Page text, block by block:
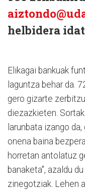
helbidera
Elikagai bankuak
laguntza behar da.
gero gizarte
diezazkieten.
larunbata izango
onena baina
horretan antolatuz
banaketa", azaldu
zinegotziak. Lehen